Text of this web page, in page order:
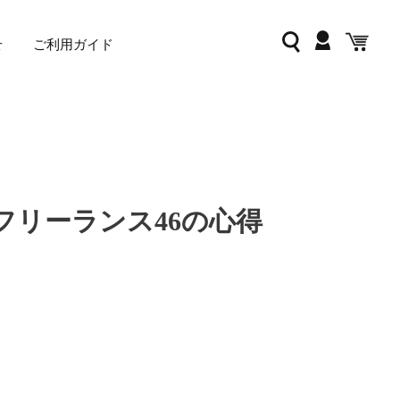
ご利用ガイド 検索 ログインカー
リーランス46の心得